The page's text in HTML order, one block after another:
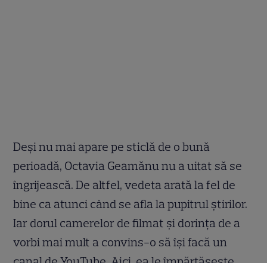
Deși nu mai apare pe sticlă de o bună
perioadă, Octavia Geamănu nu a uitat să se
îngrijească. De altfel, vedeta arată la fel de
bine ca atunci când se afla la pupitrul știrilor.
Iar dorul camerelor de filmat și dorința de a
vorbi mai mult a convins-o să își facă un